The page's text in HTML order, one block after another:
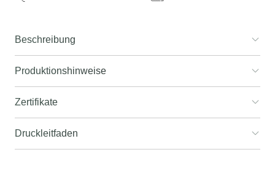
Beschreibung
Produktionshinweise
Zertifikate
Druckleitfaden